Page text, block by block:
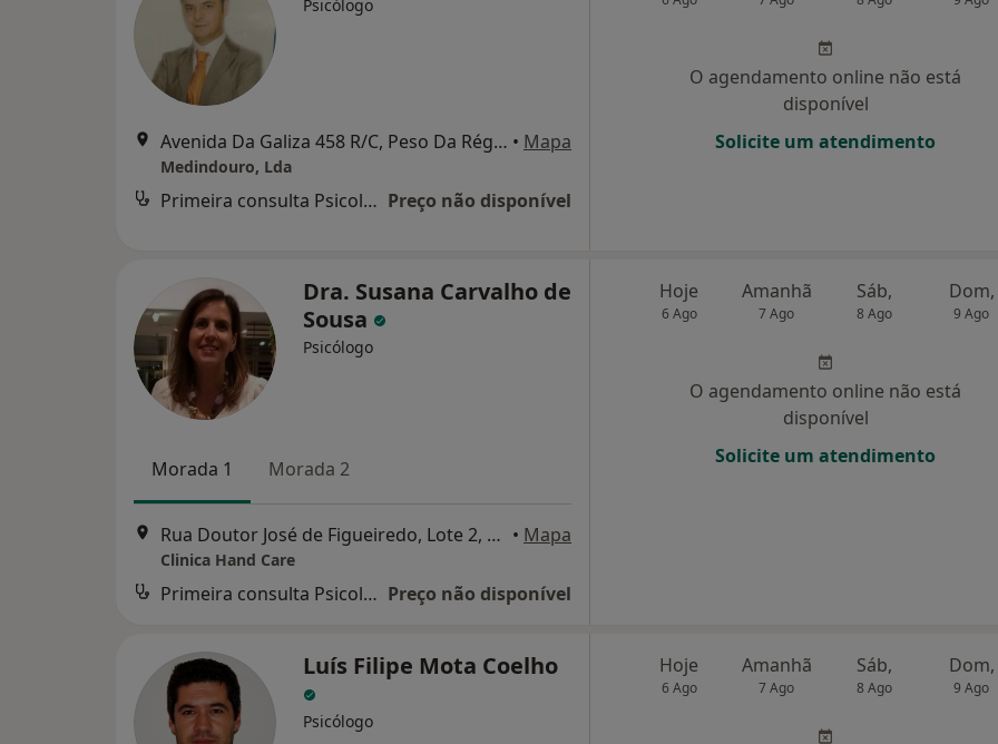
Psicólogo
Avenida Da Galiza 458 R/C, Peso Da Régua • Mapa
Medindouro, Lda
Primeira consulta Psicologia Preço não disponível
O agendamento online não está
disponível
Solicite um atendimento
Dra. Susana Carvalho de
Sousa
Psicólogo
Morada 1 Morada 2
Rua Doutor José de Figueiredo, Lote 2, Vila Real • Mapa
Clinica Hand Care
Primeira consulta Psicologia Preço não disponível
Hoje
6 Ago
Amanhã
7 Ago
Sáb,
8 Ago
Dom,
9 Ago
O agendamento online não está
disponível
Solicite um atendimento
Luís Filipe Mota Coelho
Psicólogo
Hoje
6 Ago
Amanhã
7 Ago
Sáb,
8 Ago
Dom,
9 Ago